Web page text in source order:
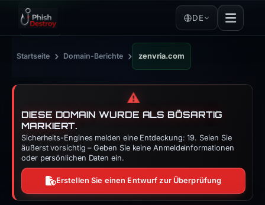
DE
Startseite › Domain-Berichte › zenvria.com
⚠️
DIESE DOMAIN WURDE ALS BÖSARTIG
MARKIERT.
Sicherheits-Engines melden eine Entdeckung: 19. Seien Sie
äußerst vorsichtig – Geben Sie keine Anmeldeinformationen
oder persönlichen Daten ein.
Erstellen Sie einen Entwurf zur Überprüfung